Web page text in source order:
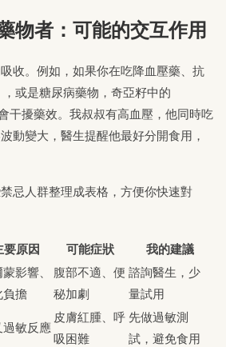
物者：可能的交互作用
收。例如，如果你在吃降血壓藥、抗
或是糖尿病藥物，奇亞籽中的
干擾藥效。我叔叔有高血壓，他同時吃
動變大，醫生提醒他最好分開食用，
忌人群整理成表格，方便你快速對
要原因 可能症狀 我的建議
影響、
負擔
腹部不適、便
秘加劇
諮詢醫生，少
量試用
過敏反應
皮膚紅腫、呼
吸困難
先做過敏測
試，避免食用